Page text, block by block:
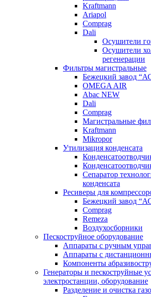
Kraftmann
Ariapol
Comprag
Dali
Осушители
Осушители
регенерации
Фильтры магистральные
Бежецкий завод
OMEGA AIR
Abac NEW
Dali
Comprag
Магистральные
Kraftmann
Mikropor
Утилизация конденсата
Сепаратор
конденсата
Ресиверы для
Бежецкий завод
Comprag
Remeza
Воздухосборники
Пескоструйное оборудование
Аппараты с ручным
Аппараты с
Компоненты
Генераторы и пескоструйные
электростанции, оборудование
Разделение и очистка